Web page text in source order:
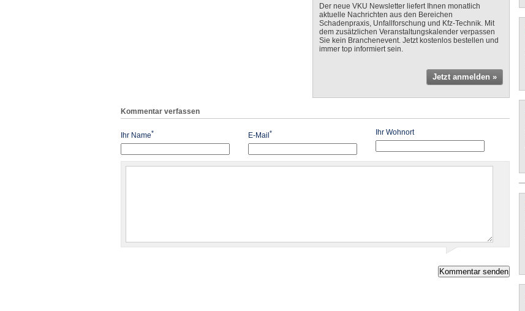
Der neue VKU Newsletter liefert Ihnen monatlich
aktuelle Nachrichten aus den Bereichen
Schadenpraxis, Unfallforschung und Kfz-Technik. Mit
dem zusätzlichen Veranstaltungskalender verpassen
Sie kein Branchenevent. Jetzt kostenlos bestellen und
immer top informiert sein.
Jetzt anmelden »
Kommentar verfassen
Ihr Name* E-Mail* Ihr Wohnort